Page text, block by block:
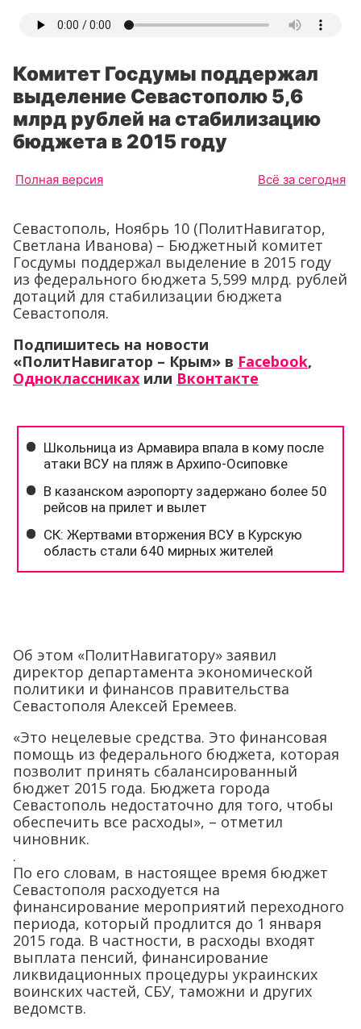
Комитет Госдумы поддержал
выделение Севастополю 5,6
млрд рублей на стабилизацию
бюджета в 2015 году
Полная версия Всё за сегодня
Севастополь, Ноябрь 10 (ПолитНавигатор,
Светлана Иванова) – Бюджетный комитет
Госдумы поддержал выделение в 2015 году
из федерального бюджета 5,599 млрд. рублей
дотаций для стабилизации бюджета
Севастополя.
Подпишитесь на новости
«ПолитНавигатор – Крым» в Facebook,
Одноклассниках или Вконтакте
Об этом «ПолитНавигатору» заявил
директор департамента экономической
политики и финансов правительства
Севастополя Алексей Еремеев.
«Это нецелевые средства. Это финансовая
помощь из федерального бюджета, которая
позволит принять сбалансированный
бюджет 2015 года. Бюджета города
Севастополь недостаточно для того, чтобы
обеспечить все расходы», – отметил
чиновник.
.
По его словам, в настоящее время бюджет
Севастополя расходуется на
финансирование мероприятий переходного
периода, который продлится до 1 января
2015 года. В частности, в расходы входят
выплата пенсий, финансирование
ликвидационных процедуры украинских
воинских частей, СБУ, таможни и других
ведомств.